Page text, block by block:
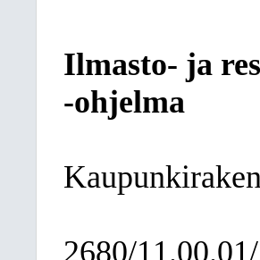
Ilmasto- ja
-ohjelma
2680/